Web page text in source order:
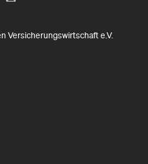
Versicherungswirtschaft e.V.